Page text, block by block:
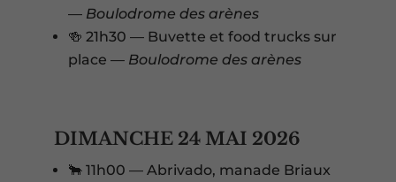
— Boulodrome des arènes
🍻 21h30 — Buvette et food trucks sur
place — Boulodrome des arènes
DIMANCHE 24 MAI 2026
🐂 11h00 — Abrivado, manade Briaux